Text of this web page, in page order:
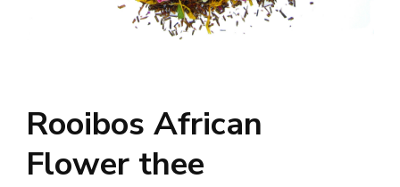
Rooibos African
Flower thee